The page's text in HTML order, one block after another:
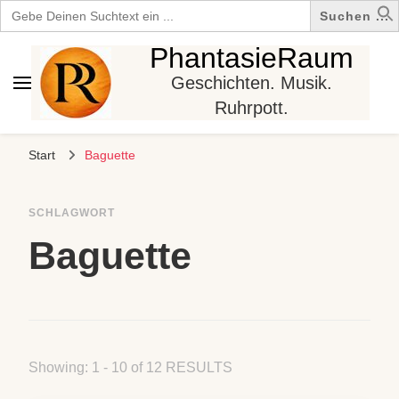
Search
for:
PhantasieRaum
Geschichten. Musik.
Ruhrpott.
Start Baguette
SCHLAGWORT
Baguette
Showing: 1 - 10 of 12 RESULTS